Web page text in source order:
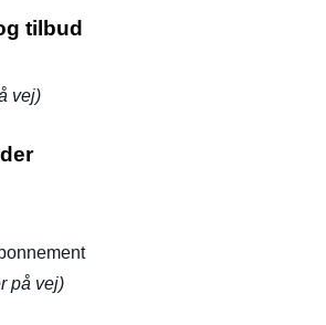
tilbud
vej)
på vej)